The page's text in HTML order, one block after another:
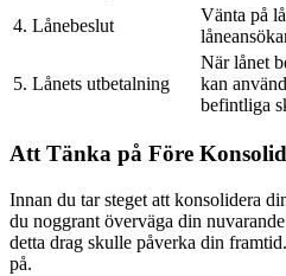
4. Lånebeslut
Vänta på
5. Lånets utbetalning
När lånet
kan
befintliga
Att Tänka på Före
Innan du tar steget att konsolidera
du noggrant överväga din
detta drag skulle påverka din
på.